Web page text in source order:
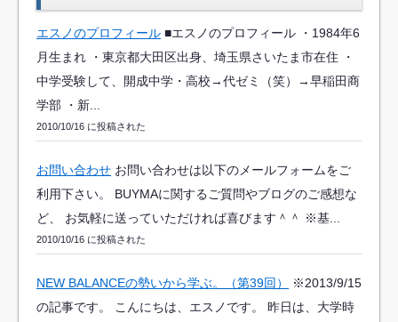
エスノのプロフィール ■エスノのプロフィール ・1984年6
月生まれ ・東京都大田区出身、埼玉県さいたま市在住 ・
中学受験して、開成中学・高校→代ゼミ（笑）→早稲田商
学部 ・新...
2010/10/16 に投稿された
お問い合わせ お問い合わせは以下のメールフォームをご
利用下さい。 BUYMAに関するご質問やブログのご感想な
ど、 お気軽に送っていただければ喜びます＾＾ ※基...
2010/10/16 に投稿された
NEW BALANCEの勢いから学ぶ。（第39回）
※2013/9/15
の記事です。 こんにちは、エスノです。 昨日は、大学時